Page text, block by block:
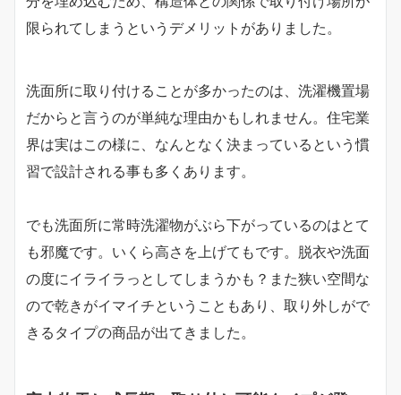
限られてしまうというデメリットがありました。
洗面所に取り付けることが多かったのは、洗濯機置場
だからと言うのが単純な理由かもしれません。住宅業
界は実はこの様に、なんとなく決まっているという慣
習で設計される事も多くあります。
でも洗面所に常時洗濯物がぶら下がっているのはとて
も邪魔です。いくら高さを上げてもです。脱衣や洗面
の度にイライラっとしてしまうかも？また狭い空間な
ので乾きがイマイチということもあり、取り外しがで
きるタイプの商品が出てきました。